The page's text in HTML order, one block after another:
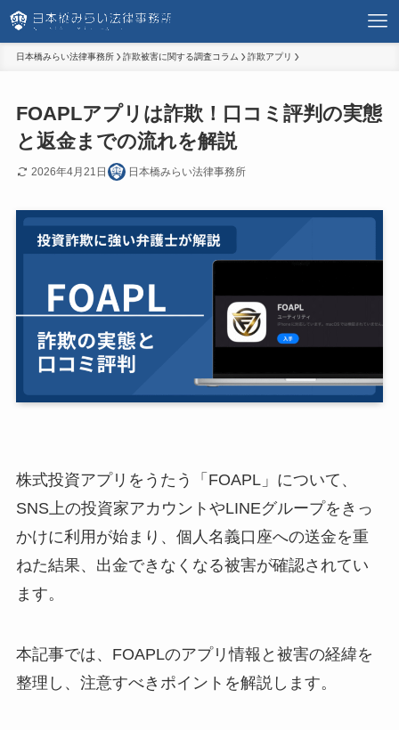
日本橋みらい法律事務所 詐欺被害に関する調査コラム 詐欺アプリ
FOAPLアプリは詐欺！口コミ評判の実態
と返金までの流れを解説
2026年4月21日 日本橋みらい法律事務所
株式投資アプリをうたう「FOAPL」について、
SNS上の投資家アカウントやLINEグループをきっ
かけに利用が始まり、個人名義口座への送金を重
ねた結果、出金できなくなる被害が確認されてい
ます。
本記事では、FOAPLのアプリ情報と被害の経緯を
整理し、注意すべきポイントを解説します。